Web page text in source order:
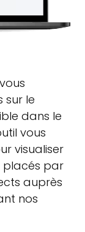
sur le
dans le
vous
visualiser
placés par
auprès
nos